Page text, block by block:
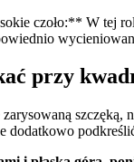
czoło:** W tej
przy
dodatkowo